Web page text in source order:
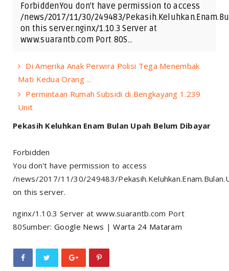
ForbiddenYou don't have permission to access
/news/2017/11/30/249483/
on this server.nginx/1.10.3 Server at
www.suarantb.com Port 80S…
Di Amerika Anak Perwira Polisi Tega Menembak
Mati Kedua Orang ...
Permintaan Rumah Subsidi di Bengkayang 1.239
Unit
Pekasih Keluhkan Enam Bulan Upah Belum Dibayar
Forbidden
You don't have permission to access
/news/2017/11/30/249483/
on this server.
nginx/1.10.3 Server at www.suarantb.com Port
80Sumber:Google News |Warta 24 Mataram